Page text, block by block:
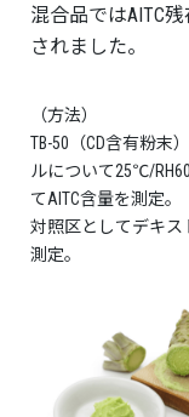
混合品ではAITC
されました。
（方法）
TB-50（CD含有粉末
ルについて25℃/
てAITC含量を測定。
対照区としてデキス
測定。